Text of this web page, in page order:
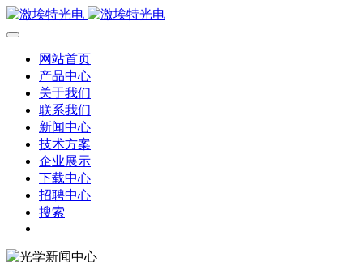
网站首页
产品中心
关于我们
联系我们
新闻中心
技术方案
企业展示
下载中心
招聘中心
搜索